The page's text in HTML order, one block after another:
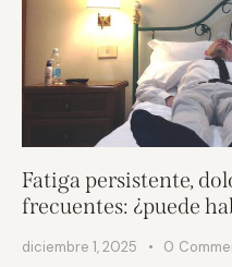
Fatiga persistente,
frecuentes: ¿puede
diciembre 1, 2025 0